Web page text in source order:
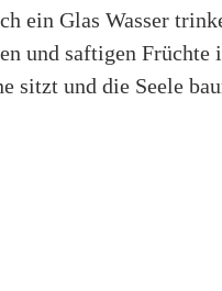
ein Glas Wasser
und saftigen Früchte
sitzt und die Seele